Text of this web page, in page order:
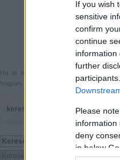
If you wish
sensitive
confirm
continue
information
further
Please
information
deny
in below
Ha te is küldenél egy végigjátszást,
hogyan, hova, mikor, kivel és miért,
keresés